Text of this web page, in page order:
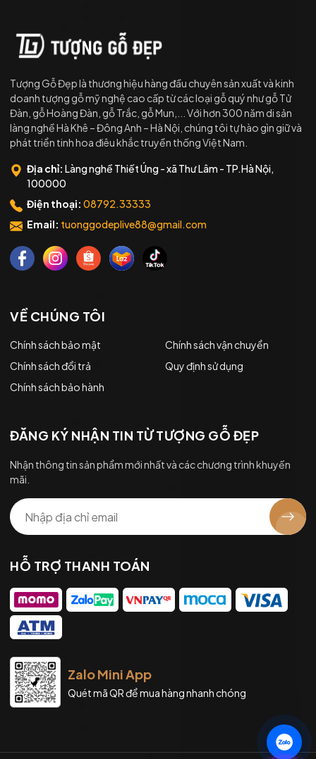
Tượng Gỗ Đẹp là thương hiệu hàng đầu chuyên sản xuất và kinh
doanh tượng gỗ mỹ nghệ cao cấp từ các loại gỗ quý như gỗ Tử
Đàn, gỗ Hoàng Đàn, gỗ Trắc, gỗ Mun,... Với hơn 300 năm di sản
làng nghề Hà Khê – Đông Anh – Hà Nội, chúng tôi tự hào gìn giữ và
phát triển tinh hoa điêu khắc truyền thống Việt Nam.
Địa chỉ: Làng nghề Thiết Úng - xã Thư Lâm - TP.Hà Nội,
100000
Điện thoại: 08792.33333
Email: tuonggodeplive88@gmail.com
VỀ CHÚNG TÔI
Chính sách bảo mật
Chính sách vận chuyển
Chính sách đổi trả
Quy định sử dụng
Chính sách bảo hành
ĐĂNG KÝ NHẬN TIN TỪ TƯỢNG GỖ ĐẸP
Nhận thông tin sản phẩm mới nhất và các chương trình khuyến
mãi.
HỖ TRỢ THANH TOÁN
Zalo Mini App
Quét mã QR để mua hàng nhanh chóng